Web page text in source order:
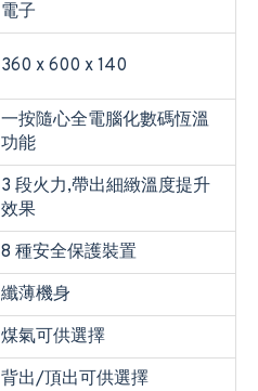
電子
360 x 600 x 140
一按隨心全電腦化數碼恆溫
功能
3 段火力,帶出細緻溫度提升
效果
8 種安全保護裝置
纖薄機身
煤氣可供選擇
背出/頂出可供選擇